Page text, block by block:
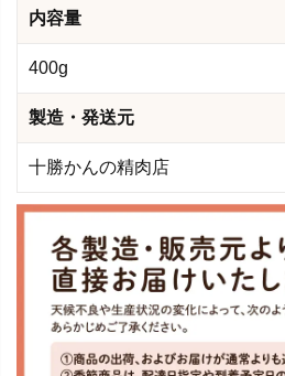
内容量
400g
製造・発送元
十勝かんの精肉店